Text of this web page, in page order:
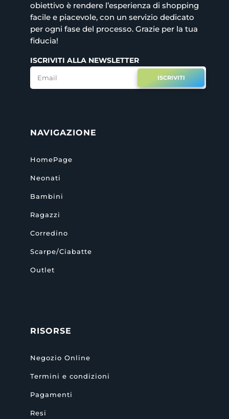
obiettivo è rendere l’esperienza di shopping
facile e piacevole, con un servizio dedicato
per ogni fase del processo. Grazie per la tua
fiducia!
ISCRIVITI ALLA NEWSLETTER
ISCRIVITI
NAVIGAZIONE
HomePage
Neonati
Bambini
Ragazzi
Corredino
Scarpe/Ciabatte
Outlet
RISORSE
Negozio Online
Termini e condizioni
Pagamenti
Resi